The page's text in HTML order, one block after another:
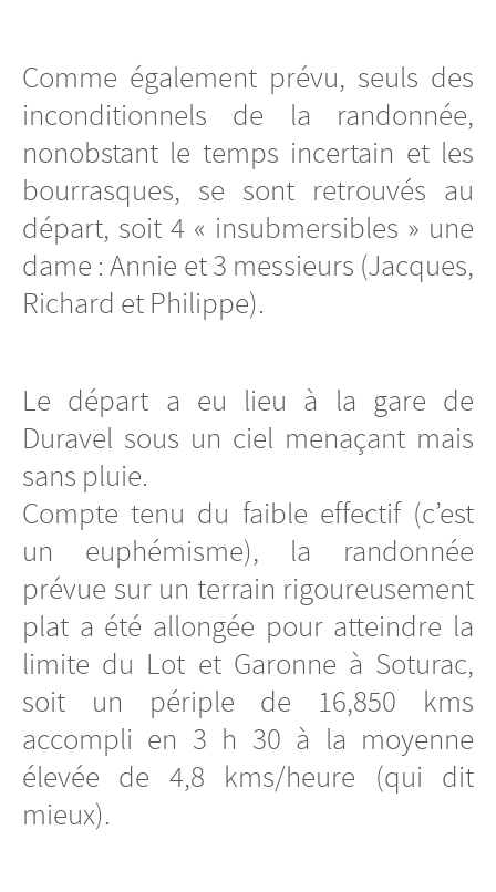
Comme également prévu, seuls des
inconditionnels de la randonnée,
nonobstant le temps incertain et les
bourrasques, se sont retrouvés au
départ, soit 4 « insubmersibles » une
dame : Annie et 3 messieurs (Jacques,
Richard et Philippe).
Le départ a eu lieu à la gare de
Duravel sous un ciel menaçant mais
sans pluie.
Compte tenu du faible effectif (c’est
un euphémisme), la randonnée
prévue sur un terrain rigoureusement
plat a été allongée pour atteindre la
limite du Lot et Garonne à Soturac,
soit un périple de 16,850 kms
accompli en 3 h 30 à la moyenne
élevée de 4,8 kms/heure (qui dit
mieux).